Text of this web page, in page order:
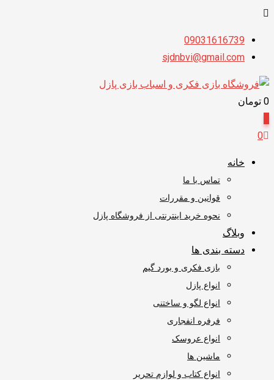
پرش
محتوا
09031616739
sjdnbvi@gmail.com
0 تومان
0
خانه
تماس با ما
قوانین و مقررات
نحوه خرید اینترنتی از فروشگاه پازل
وبلاگ
دسته بندی ها
بازی فکری و بورد گیم
انواع پازل
انواع لگو و ساختنی
فرفره انفجاری
انواع عروسک
ماشین ها
انواع کتاب و لوازم تحریر